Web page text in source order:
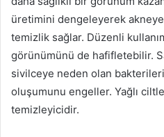
üretimini dengeleyerek
temizlik sağlar. Düzenli
görünümünü de hafifletebilir.
sivilceye neden olan
oluşumunu engeller. Yağlı
temizleyicidir.